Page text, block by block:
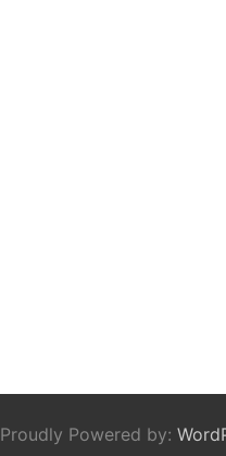
Proudly Powered by: